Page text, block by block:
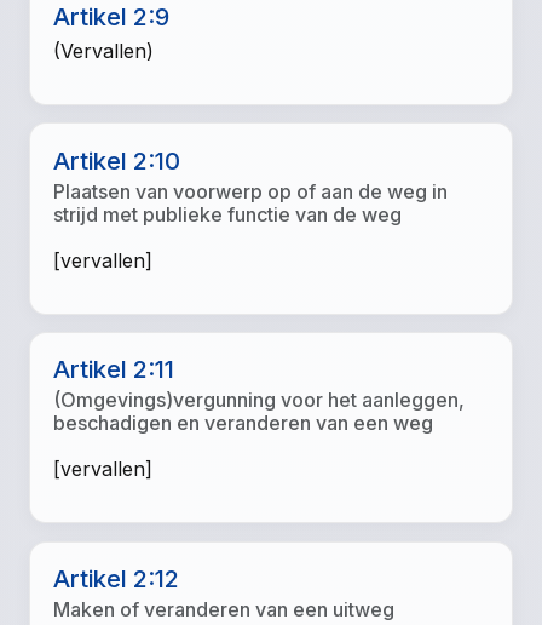
Artikel 2:9
(Vervallen)
Artikel 2:10
Plaatsen van voorwerp op of aan de weg in
strijd met publieke functie van de weg
[vervallen]
Artikel 2:11
(Omgevings)vergunning voor het aanleggen,
beschadigen en veranderen van een weg
[vervallen]
Artikel 2:12
Maken of veranderen van een uitweg